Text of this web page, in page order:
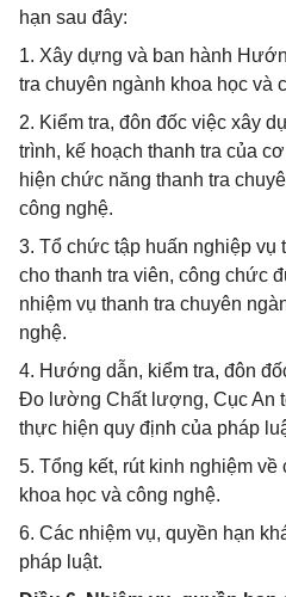
hạn sau đây:
1. Xây dựng và ban hành
tra chuyên ngành khoa học và
2. Kiểm tra, đôn đốc việc xây
trình, kế hoạch thanh tra của
hiện chức năng thanh tra
công nghệ.
3. Tổ chức tập huấn nghiệp vụ
cho thanh tra viên, công chức
nhiệm vụ thanh tra chuyên
nghệ.
4. Hướng dẫn, kiểm tra, đôn
Đo lường Chất lượng, Cục An
thực hiện quy định của pháp
5. Tổng kết, rút kinh nghiệm về
khoa học và công nghệ.
6. Các nhiệm vụ, quyền hạn
pháp luật.